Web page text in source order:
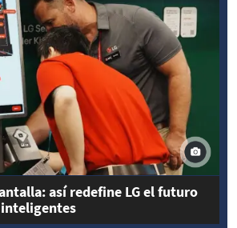
así redefine LG el futuro
inteligentes